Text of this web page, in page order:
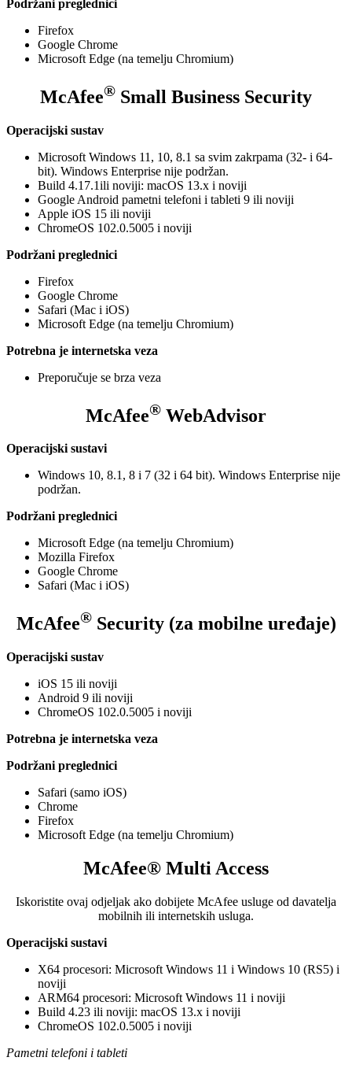
Podržani preglednici
Firefox
Google Chrome
Microsoft Edge (na temelju Chromium)
McAfee® Small Business Security
Operacijski sustav
Microsoft Windows 11, 10, 8.1 sa svim zakrpama (32- i 64-
bit). Windows Enterprise nije podržan.
Build 4.17.1ili noviji: macOS 13.x i noviji
Google Android pametni telefoni i tableti 9 ili noviji
Apple iOS 15 ili noviji
ChromeOS 102.0.5005 i noviji
Podržani preglednici
Firefox
Google Chrome
Safari (Mac i iOS)
Microsoft Edge (na temelju Chromium)
Potrebna je internetska veza
Preporučuje se brza veza
McAfee® WebAdvisor
Operacijski sustavi
Windows 10, 8.1, 8 i 7 (32 i 64 bit). Windows Enterprise nije
podržan.
Podržani preglednici
Microsoft Edge (na temelju Chromium)
Mozilla Firefox
Google Chrome
Safari (Mac i iOS)
McAfee®Security (za mobilne uređaje)
Operacijski sustav
iOS 15 ili noviji
Android 9 ili noviji
ChromeOS 102.0.5005 i noviji
Potrebna je internetska veza
Podržani preglednici
Safari (samo iOS)
Chrome
Firefox
Microsoft Edge (na temelju Chromium)
McAfee® Multi Access
Iskoristite ovaj odjeljak ako dobijete McAfee usluge od davatelja
mobilnih ili internetskih usluga.​
Operacijski sustavi
X64 procesori: Microsoft Windows 11 i Windows 10 (RS5) i
noviji​​​
ARM64 procesori: Microsoft Windows 11 i noviji​
Build 4.23 ili noviji: macOS 13.x i noviji​
ChromeOS 102.0.5005 i noviji
Pametni telefoni i tableti